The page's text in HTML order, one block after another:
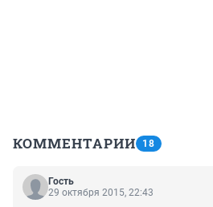
КОММЕНТАРИИ 18
Гость
29 октября 2015, 22:43